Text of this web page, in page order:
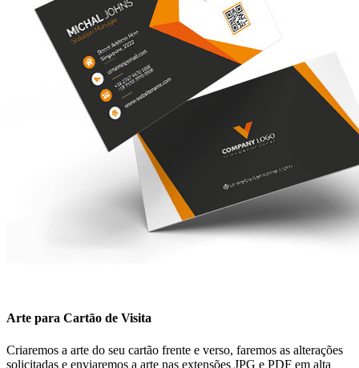
Arte para Cartão de Visita
Criaremos a arte do seu cartão frente e verso, faremos as alterações
solicitadas e enviaremos a arte nas extensões JPG e PDF em alta